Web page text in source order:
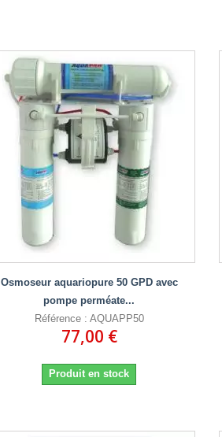
Osmoseur aquariopure 50 GPD avec
pompe perméate...
Référence : AQUAPP50
77,00 €
Produit en stock